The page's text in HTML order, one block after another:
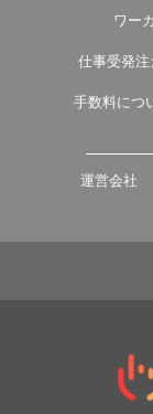
ワー
仕事受発
手数料につ
運営会社